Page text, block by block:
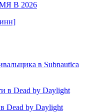
В 2026
в Subnautica
в Dead by Daylight
Dead by Daylight